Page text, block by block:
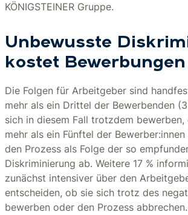
KÖNIGSTEINER Gruppe.
Unbewusste
kostet Bewerbungen
Die Folgen für Arbeitgeber sind
mehr als ein Drittel der Bewerbenden
sich in diesem Fall trotzdem
mehr als ein Fünftel der
den Prozess als Folge der so
Diskriminierung ab. Weitere 17 %
zunächst intensiver über den
entscheiden, ob sie sich trotz des
bewerben oder den Prozess